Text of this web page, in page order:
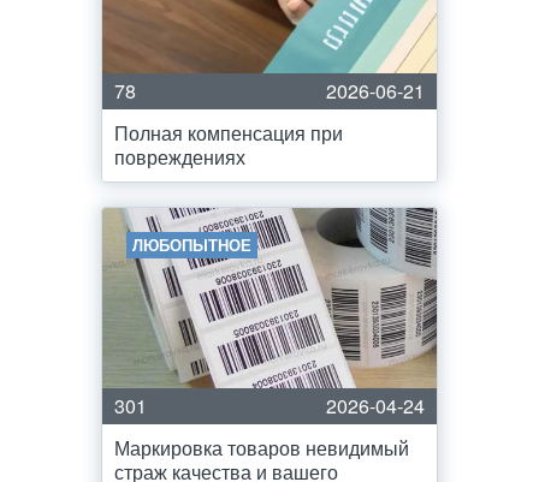
78
2026-06-21
Полная компенсация при
повреждениях
ЛЮБОПЫТНОЕ
301
2026-04-24
Маркировка товаров невидимый
страж качества и вашего